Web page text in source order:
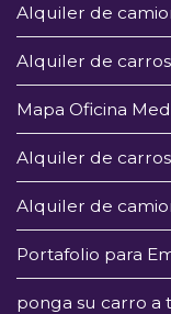
Alquiler de
Alquiler de
Mapa Oficina
Alquiler de
Alquiler de
Portafolio para
ponga su carro a